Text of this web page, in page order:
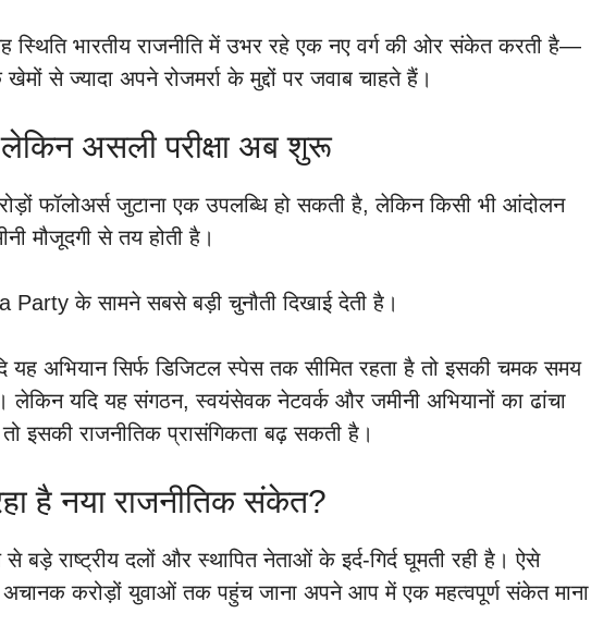
स्थिति भारतीय राजनीति में उभर रहे एक नए वर्ग की ओर संकेत करती है—
से ज्यादा अपने रोजमर्रा के मुद्दों पर जवाब चाहते हैं।
लेकिन असली परीक्षा अब शुरू
फॉलोअर्स जुटाना एक उपलब्धि हो सकती है, लेकिन किसी भी आंदोलन
मौजूदगी से तय होती है।
Party के सामने सबसे बड़ी चुनौती दिखाई देती है।
यह अभियान सिर्फ डिजिटल स्पेस तक सीमित रहता है तो इसकी चमक समय
यदि यह संगठन, स्वयंसेवक नेटवर्क और जमीनी अभियानों का ढांचा
इसकी राजनीतिक प्रासंगिकता बढ़ सकती है।
है नया राजनीतिक संकेत?
बड़े राष्ट्रीय दलों और स्थापित नेताओं के इर्द-गिर्द घूमती रही है। ऐसे
अचानक करोड़ों युवाओं तक पहुंच जाना अपने आप में एक महत्वपूर्ण संकेत माना